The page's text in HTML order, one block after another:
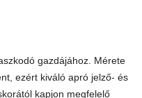
gazdájához. Mérete
ezért kiváló apró jelző- és
kapjon megfelelő